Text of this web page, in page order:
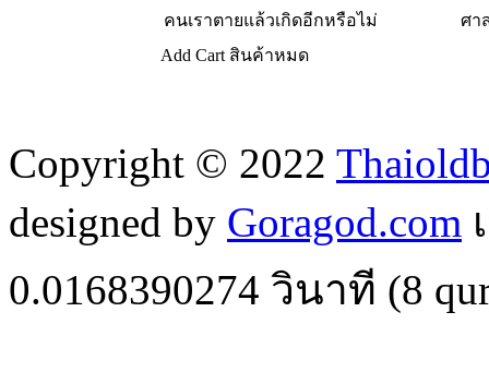
คนเราตายแล้วเกิดอีกหรือไม่
ศา
Add Cart สินค้าหมด
Copyright © 2022
designed by Goragod.com
0.0168390274 วินาที (8